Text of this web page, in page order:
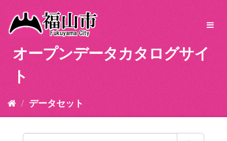
オープンデータカタログサイ
ト
データセット